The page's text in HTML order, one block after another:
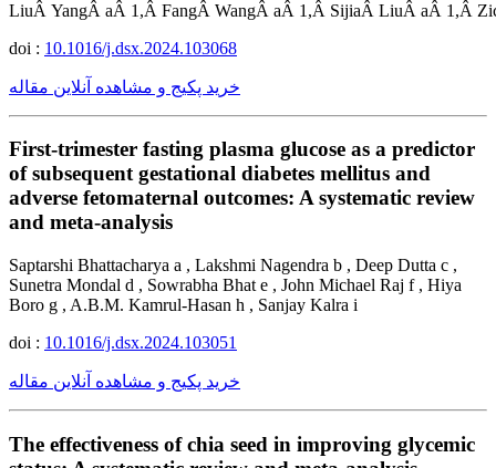
LiuÂ YangÂ aÂ 1,Â FangÂ WangÂ aÂ 1,Â SijiaÂ LiuÂ aÂ 1,Â
doi : 10.1016/j.dsx.2024.103068
خرید پکیج و مشاهده آنلاین مقاله
First-trimester fasting plasma glucose as a predictor
of subsequent gestational diabetes mellitus and
adverse fetomaternal outcomes: A systematic review
and meta-analysis
Saptarshi Bhattacharya a , Lakshmi Nagendra b , Deep Dutta c ,
Sunetra Mondal d , Sowrabha Bhat e , John Michael Raj f , Hiya
Boro g , A.B.M. Kamrul-Hasan h , Sanjay Kalra i
doi : 10.1016/j.dsx.2024.103051
خرید پکیج و مشاهده آنلاین مقاله
The effectiveness of chia seed in improving glycemic